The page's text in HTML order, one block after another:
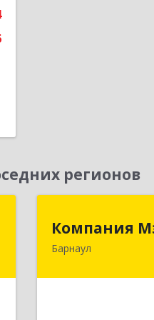
регионов
Компания
Барнаул656038,